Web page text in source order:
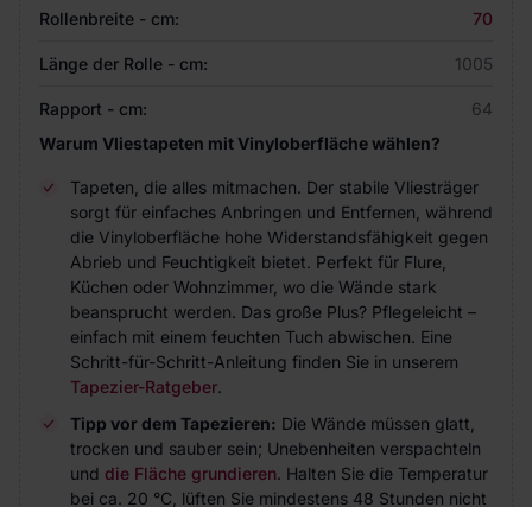
Rollenbreite - cm: 70
Länge der Rolle - cm: 1005
Rapport - cm:
64
Warum Vliestapeten mit Vinyloberfläche wählen?
Tapeten, die alles mitmachen. Der stabile Vliesträger
sorgt für einfaches Anbringen und Entfernen, während
die Vinyloberfläche hohe Widerstandsfähigkeit gegen
Abrieb und Feuchtigkeit bietet. Perfekt für Flure,
Küchen oder Wohnzimmer, wo die Wände stark
beansprucht werden. Das große Plus? Pflegeleicht –
einfach mit einem feuchten Tuch abwischen. Eine
Schritt-für-Schritt-Anleitung finden Sie in unserem
Tapezier-Ratgeber.
Tipp vor dem Tapezieren: Die Wände müssen glatt,
trocken und sauber sein; Unebenheiten verspachteln
und die Fläche grundieren. Halten Sie die Temperatur
bei ca. 20 °C, lüften Sie mindestens 48 Stunden nicht